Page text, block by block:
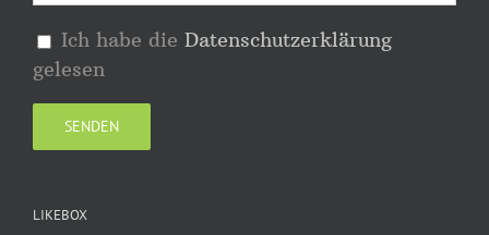
Ich habe die Datenschutzerklärung
gelesen
LIKEBOX